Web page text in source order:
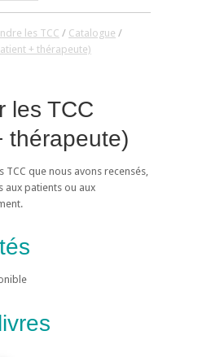
les TCC / Catalogue /
+ thérapeute)
les TCC
thérapeute)
TCC que nous avons recensés,
aux patients ou aux